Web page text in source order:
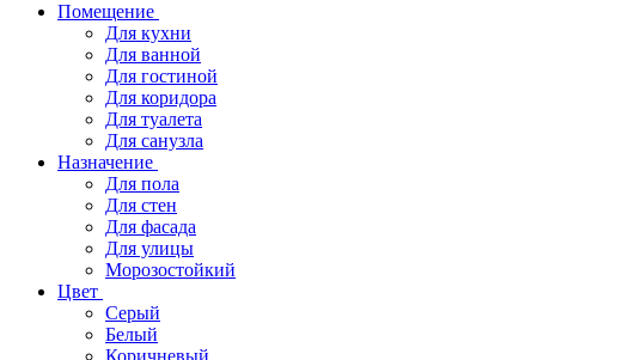
Помещение
Для кухни
Для ванной
Для гостиной
Для коридора
Для туалета
Для санузла
Назначение
Для пола
Для стен
Для фасада
Для улицы
Морозостойкий
Цвет
Серый
Белый
Коричневый